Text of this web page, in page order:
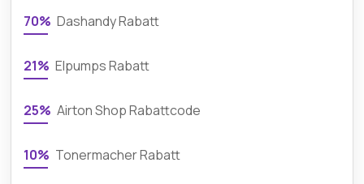
70% Dashandy Rabatt
21% Elpumps Rabatt
25% Airton Shop Rabattcode
10% Tonermacher Rabatt